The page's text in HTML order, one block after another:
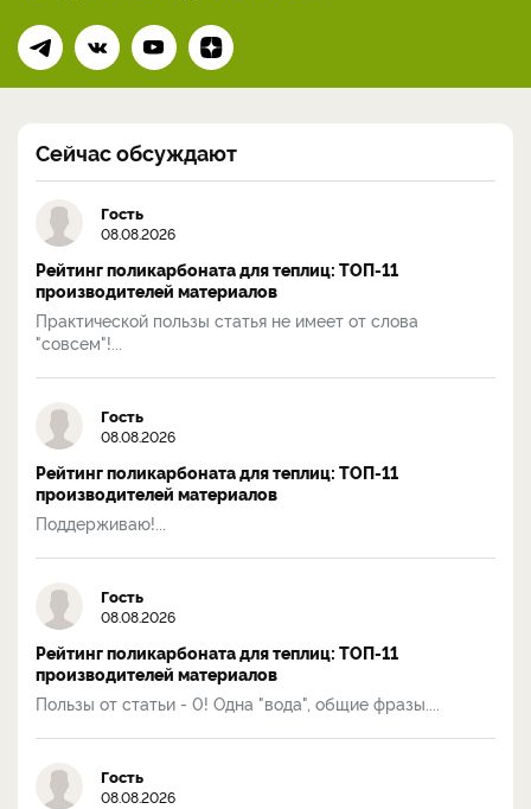
Сейчас обсуждают
Гость
08.08.2026
Рейтинг поликарбоната для теплиц: ТОП-11
производителей материалов
Практической пользы статья не имеет от слова
"совсем"!...
Гость
08.08.2026
Рейтинг поликарбоната для теплиц: ТОП-11
производителей материалов
Поддерживаю!...
Гость
08.08.2026
Рейтинг поликарбоната для теплиц: ТОП-11
производителей материалов
Пользы от статьи - 0! Одна "вода", общие фразы....
Гость
08.08.2026